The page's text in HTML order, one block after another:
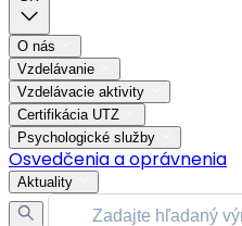
O nás
Vzdelávanie
Vzdelávacie aktivity
Certifikácia UTZ
Psychologické služby
Osvedčenia a oprávnenia
Aktuality